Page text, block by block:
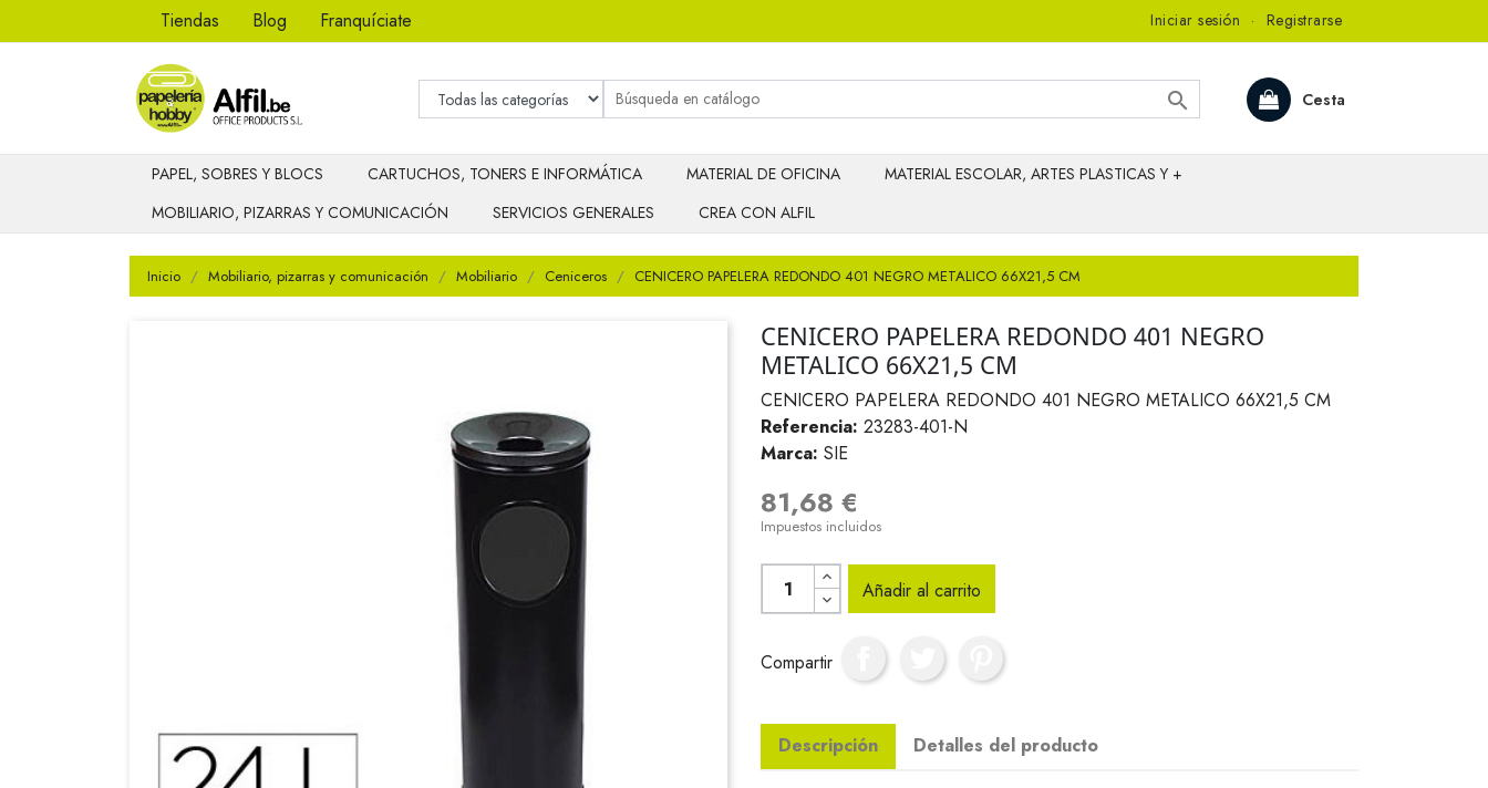
Tiendas Blog Franquíciate Iniciar sesión · Registrarse
Cesta

PAPEL, SOBRES Y BLOCS CARTUCHOS, TONERS E INFORMÁTICA MATERIAL DE OFICINA
MATERIAL ESCOLAR, ARTES PLASTICAS Y +
MOBILIARIO, PIZARRAS Y COMUNICACIÓN
SERVICIOS GENERALES CREA CON ALFIL
Inicio Mobiliario, pizarras y comunicación Mobiliario Ceniceros CENICERO PAPELERA REDONDO 401 NEGRO METALICO 66X21,5 CM
CENICERO PAPELERA REDONDO 401 NEGRO
METALICO 66X21,5 CM
CENICERO PAPELERA REDONDO 401 NEGRO METALICO 66X21,5 CM
Referencia: 23283-401-N
Marca: SIE
81,68 €
Impuestos incluidos
Añadir al carrito
Compartir
Descripción Detalles del producto